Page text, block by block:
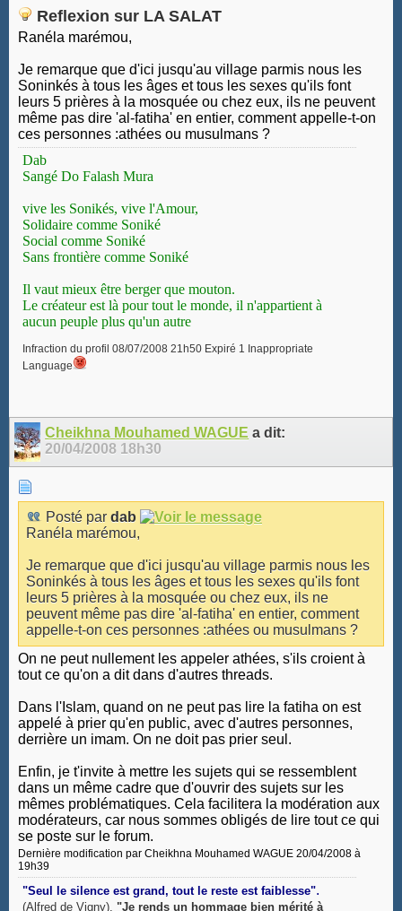
Reflexion sur LA SALAT
Ranéla marémou,
Je remarque que d'ici jusqu'au village parmis nous les
Soninkés à tous les âges et tous les sexes qu'ils font
leurs 5 prières à la mosquée ou chez eux, ils ne peuvent
même pas dire 'al-fatiha' en entier, comment appelle-t-on
ces personnes :athées ou musulmans ?
Dab
Sangé Do Falash Mura
vive les Sonikés, vive l'Amour,
Solidaire comme Soniké
Social comme Soniké
Sans frontière comme Soniké
Il vaut mieux être berger que mouton.
Le créateur est là pour tout le monde, il n'appartient à
aucun peuple plus qu'un autre
Infraction du profil 08/07/2008 21h50 Expiré 1 Inappropriate
Language
Cheikhna Mouhamed WAGUE a dit:
20/04/2008 18h30
Posté par dab
Ranéla marémou,
Je remarque que d'ici jusqu'au village parmis nous les
Soninkés à tous les âges et tous les sexes qu'ils font
leurs 5 prières à la mosquée ou chez eux, ils ne
peuvent même pas dire 'al-fatiha' en entier, comment
appelle-t-on ces personnes :athées ou musulmans ?
On ne peut nullement les appeler athées, s'ils croient à
tout ce qu'on a dit dans d'autres threads.
Dans l'Islam, quand on ne peut pas lire la fatiha on est
appelé à prier qu'en public, avec d'autres personnes,
derrière un imam. On ne doit pas prier seul.
Enfin, je t'invite à mettre les sujets qui se ressemblent
dans un même cadre que d'ouvrir des sujets sur les
mêmes problématiques. Cela facilitera la modération aux
modérateurs, car nous sommes obligés de lire tout ce qui
se poste sur le forum.
Dernière modification par Cheikhna Mouhamed WAGUE 20/04/2008 à
19h39
"Seul le silence est grand, tout le reste est faiblesse".
(Alfred de Vigny). "Je rends un hommage bien mérité à